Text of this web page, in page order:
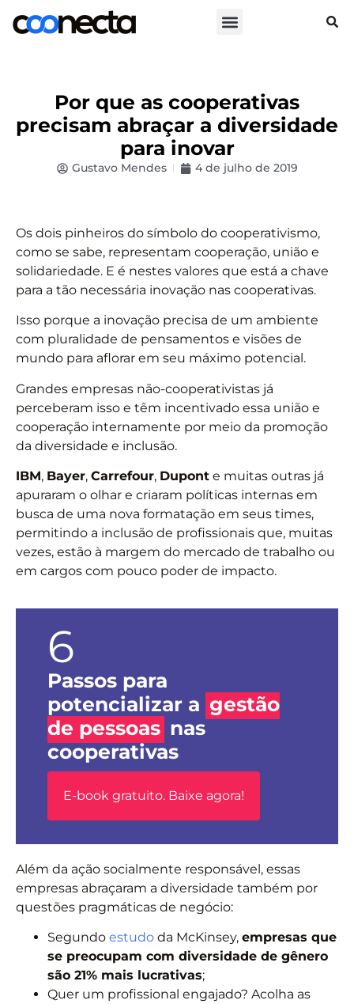
Por que as cooperativas
precisam abraçar a diversidade
para inovar
Gustavo Mendes 4 de julho de 2019
Os dois pinheiros do símbolo do cooperativismo,
como se sabe, representam cooperação, união e
solidariedade. E é nestes valores que está a chave
para a tão necessária inovação nas cooperativas.
Isso porque a inovação precisa de um ambiente
com pluralidade de pensamentos e visões de
mundo para aflorar em seu máximo potencial.
Grandes empresas não-cooperativistas já
perceberam isso e têm incentivado essa união e
cooperação internamente por meio da promoção
da diversidade e inclusão.
IBM, Bayer, Carrefour, Dupont e muitas outras já
apuraram o olhar e criaram políticas internas em
busca de uma nova formatação em seus times,
permitindo a inclusão de profissionais que, muitas
vezes, estão à margem do mercado de trabalho ou
em cargos com pouco poder de impacto.
6
Passos para
potencializar a gestão
de pessoas nas
cooperativas
E-book gratuito. Baixe agora!
Além da ação socialmente responsável, essas
empresas abraçaram a diversidade também por
questões pragmáticas de negócio:
Segundo estudo da McKinsey, empresas que
se preocupam com diversidade de gênero
são 21% mais lucrativas;
Quer um profissional engajado? Acolha as